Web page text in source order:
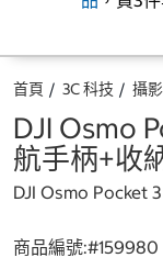
首頁 3C 科技 攝
DJI Osmo
航手柄+收
DJI Osmo Pocket
商品編號:#159980